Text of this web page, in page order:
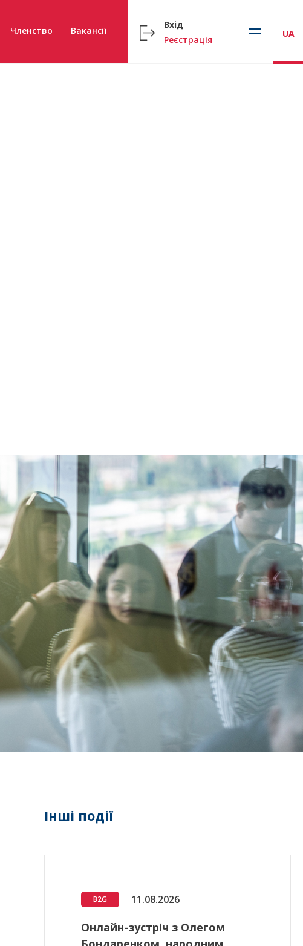
Членство Вакансії
Вхід
Реєстрація
UA
Інші події
B2G 11.08.2026
Онлайн-зустріч з Олегом